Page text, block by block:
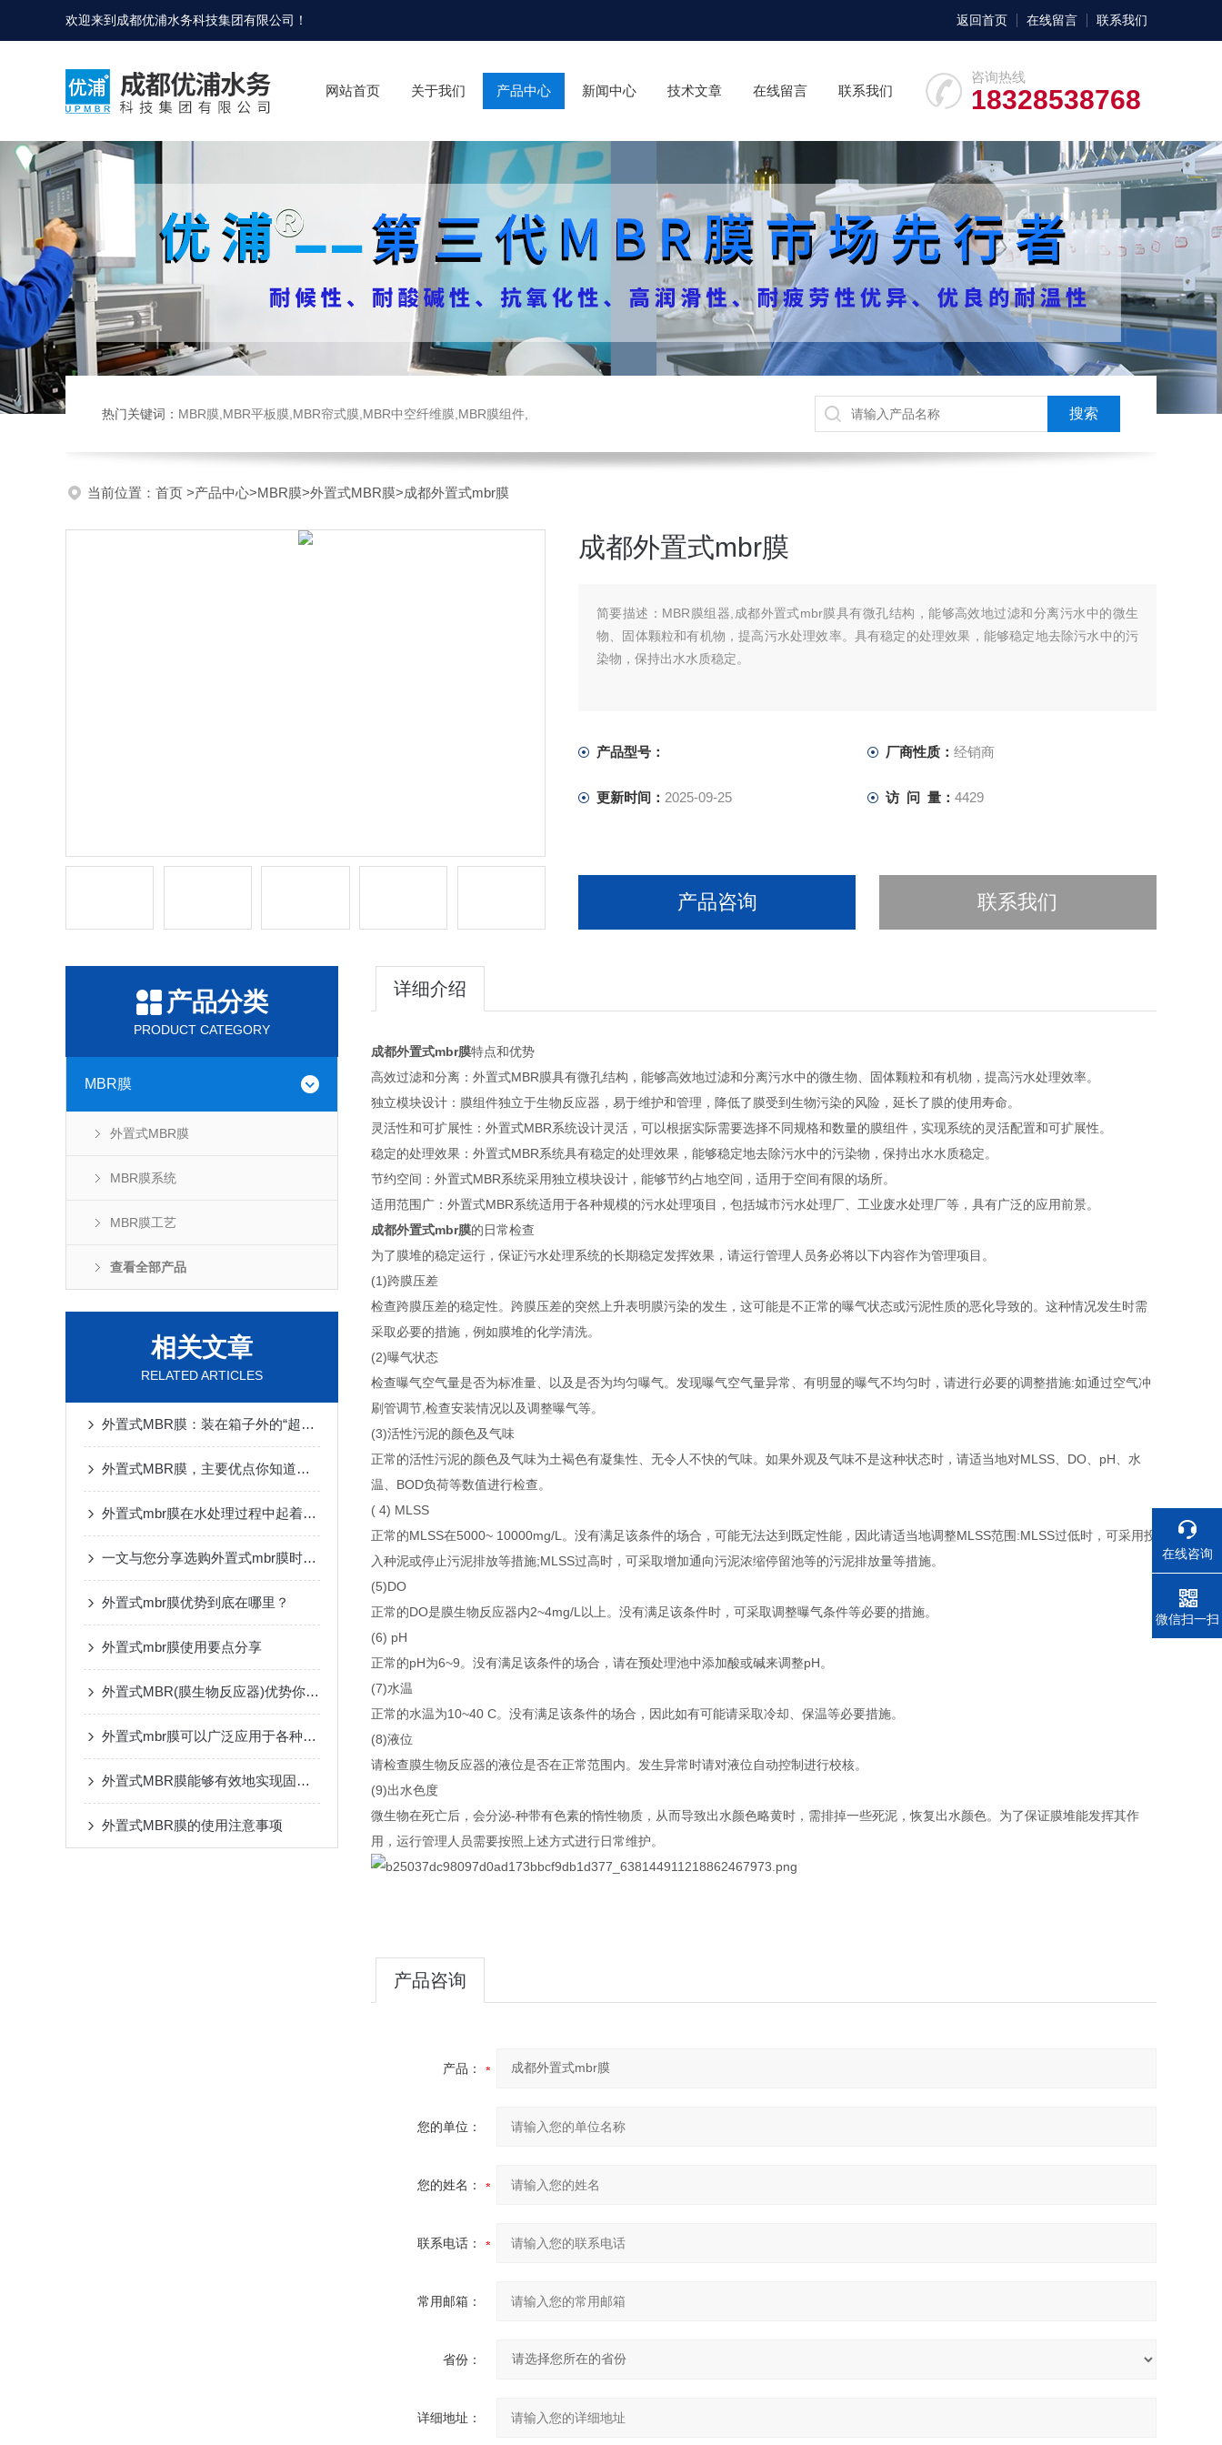
欢迎来到 成都优浦水务科技集团有限公司 ！ 返回首页 在线留言 联系我们
咨询热线
18328538768
网站首页 关于我们 产品中心 新闻中心 技术文章 在线留言 联系我们
热门关键词： MBR膜,MBR平板膜,MBR帘式膜,MBR中空纤维膜,MBR膜组件,
当前位置： 首页 >产品中心>MBR膜>外置式MBR膜>成都外置式mbr膜
成都外置式mbr膜
简要描述： MBR膜组器,成都外置式mbr膜具有微孔结构，能够高效地过滤和分离污水中的微生
物、固体颗粒和有机物，提高污水处理效率。具有稳定的处理效果，能够稳定地去除污水中的污
染物，保持出水水质稳定。
产品型号： 厂商性质： 经销商
更新时间： 2025-09-25 访 问 量： 4429
产品咨询 联系我们
产品分类
PRODUCT CATEGORY
MBR膜
外置式MBR膜
MBR膜系统
MBR膜工艺
查看全部产品
相关文章
RELATED ARTICLES
外置式MBR膜：装在箱子外的“超精密滤网“
外置式MBR膜，主要优点你知道有哪些吗？
外置式mbr膜在水处理过程中起着重要的作用
一文与您分享选购外置式mbr膜时所需要考虑的关键因素
外置式mbr膜优势到底在哪里？
外置式mbr膜使用要点分享
外置式MBR(膜生物反应器)优势你了解多少
外置式mbr膜可以广泛应用于各种废水处理领域
外置式MBR膜能够有效地实现固液分离
外置式MBR膜的使用注意事项
详细介绍
成都外置式mbr膜特点和优势
高效过滤和分离：外置式MBR膜具有微孔结构，能够高效地过滤和分离污水中的微生物、固体颗粒和有机物，提高污水处理效率。
独立模块设计：膜组件独立于生物反应器，易于维护和管理，降低了膜受到生物污染的风险，延长了膜的使用寿命。
灵活性和可扩展性：外置式MBR系统设计灵活，可以根据实际需要选择不同规格和数量的膜组件，实现系统的灵活配置和可扩展性。
稳定的处理效果：外置式MBR系统具有稳定的处理效果，能够稳定地去除污水中的污染物，保持出水水质稳定。
节约空间：外置式MBR系统采用独立模块设计，能够节约占地空间，适用于空间有限的场所。
适用范围广：外置式MBR系统适用于各种规模的污水处理项目，包括城市污水处理厂、工业废水处理厂等，具有广泛的应用前景。
成都外置式mbr膜的日常检查
为了膜堆的稳定运行，保证污水处理系统的长期稳定发挥效果，请运行管理人员务必将以下内容作为管理项目。
(1)跨膜压差
检查跨膜压差的稳定性。跨膜压差的突然上升表明膜污染的发生，这可能是不正常的曝气状态或污泥性质的恶化导致的。这种情况发生时需
采取必要的措施，例如膜堆的化学清洗。
(2)曝气状态
检查曝气空气量是否为标准量、以及是否为均匀曝气。发现曝气空气量异常、有明显的曝气不均匀时，请进行必要的调整措施:如通过空气冲
刷管调节,检查安装情况以及调整曝气等。
(3)活性污泥的颜色及气味
正常的活性污泥的颜色及气味为土褐色有凝集性、无令人不快的气味。如果外观及气味不是这种状态时，请适当地对MLSS、DO、pH、水
温、BOD负荷等数值进行检查。
( 4) MLSS
正常的MLSS在5000~ 10000mg/L。没有满足该条件的场合，可能无法达到既定性能，因此请适当地调整MLSS范围:MLSS过低时，可采用投
入种泥或停止污泥排放等措施;MLSS过高时，可采取增加通向污泥浓缩停留池等的污泥排放量等措施。
(5)DO
正常的DO是膜生物反应器内2~4mg/L以上。没有满足该条件时，可采取调整曝气条件等必要的措施。
(6) pH
正常的pH为6~9。没有满足该条件的场合，请在预处理池中添加酸或碱来调整pH。
(7)水温
正常的水温为10~40 C。没有满足该条件的场合，因此如有可能请采取冷却、保温等必要措施。
(8)液位
请检查膜生物反应器的液位是否在正常范围内。发生异常时请对液位自动控制进行校核。
(9)出水色度
微生物在死亡后，会分泌-种带有色素的惰性物质，从而导致出水颜色略黄时，需排掉一些死泥，恢复出水颜色。为了保证膜堆能发挥其作
用，运行管理人员需要按照上述方式进行日常维护。
产品咨询
产品：
您的单位：
您的姓名：
联系电话：
常用邮箱：
省份：
详细地址：
在线咨询
电话
微信扫一扫